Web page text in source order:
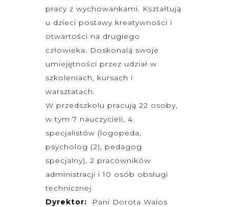
pracy z wychowankami. Kształtują
u dzieci postawy kreatywności i
otwartości na drugiego
człowieka. Doskonalą swoje
umiejętności przez udział w
szkoleniach, kursach i
warsztatach.
W przedszkolu pracują 22 osoby,
w tym 7 nauczycieli, 4
specjalistów (logopeda,
psycholog (2), pedagog
specjalny), 2 pracowników
administracji i 10 osób obsługi
technicznej
Dyrektor: Pani Dorota Walos